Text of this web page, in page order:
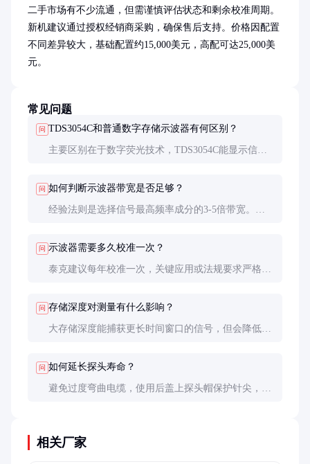
二手市场有不少流通，但需谨慎评估状态和剩余校准周期。
新机建议通过授权经销商采购，确保售后支持。价格因配置
不同差异较大，基础配置约15,000美元，高配可达25,000美
元。
常见问题
问 TDS3054C和普通数字存储示波器有何区别？
主要区别在于数字荧光技术，TDS3054C能显示信号
问 如何判断示波器带宽是否足够？
经验法则是选择信号最高频率成分的3-5倍带宽。测
问 示波器需要多久校准一次？
泰克建议每年校准一次，关键应用或法规要求严格的
问 存储深度对测量有什么影响？
大存储深度能捕获更长时间窗口的信号，但会降低波
问 如何延长探头寿命？
避免过度弯曲电缆，使用后盖上探头帽保护针尖，定
相关厂家